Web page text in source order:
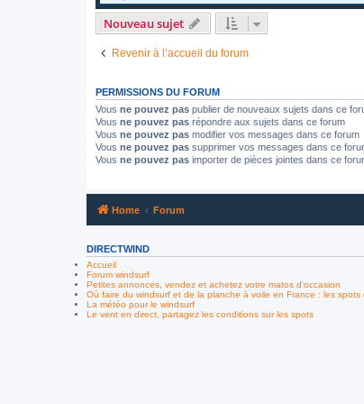
Nouveau sujet
Revenir à l’accueil du forum
PERMISSIONS DU FORUM
Vous ne pouvez pas publier de nouveaux sujets dans ce
Vous ne pouvez pas répondre aux sujets dans ce forum
Vous ne pouvez pas modifier vos messages dans ce forum
Vous ne pouvez pas supprimer vos messages dans ce
Vous ne pouvez pas importer de pièces jointes dans ce
Home Forum
DIRECTWIND
Accueil
Forum windsurf
Petites annonces, vendez et achetez votre matos d'occasion
Où faire du windsurf et de la planche à voile en France : les spots
La météo pour le windsurf
Le vent en direct, partagez les conditions sur les spots